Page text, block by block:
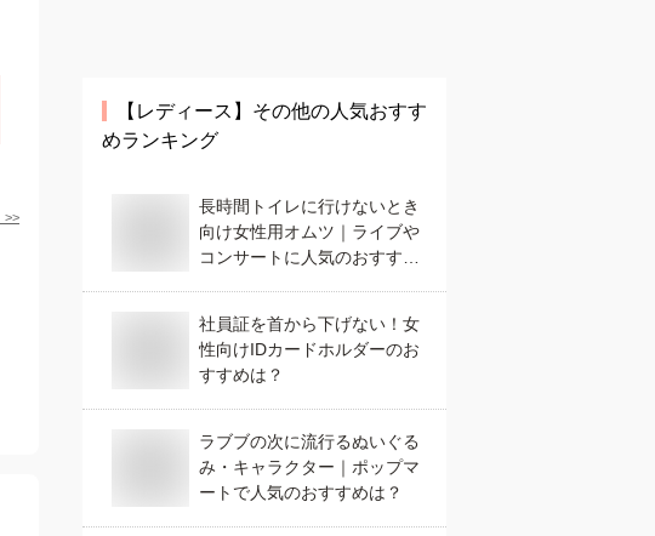
>>
【レディース】 その他の人気おすす
めランキング
長時間トイレに行けないとき
向け女性用オムツ｜ライブや
コンサートに人気のおすすめ
社員証を首から下げない！女
性向けIDカードホルダーのお
すすめは？
ラブブの次に流行るぬいぐる
み・キャラクター｜ポップマ
ートで人気のおすすめは？